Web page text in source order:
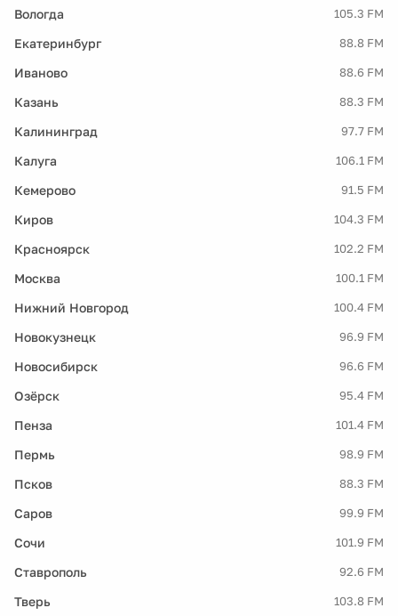
Вологда 105.3 FM
Екатеринбург 88.8 FM
Иваново 88.6 FM
Казань 88.3 FM
Калининград 97.7 FM
Калуга 106.1 FM
Кемерово 91.5 FM
Киров 104.3 FM
Красноярск 102.2 FM
Москва 100.1 FM
Нижний Новгород 100.4 FM
Новокузнецк 96.9 FM
Новосибирск 96.6 FM
Озёрск 95.4 FM
Пенза 101.4 FM
Пермь 98.9 FM
Псков 88.3 FM
Саров 99.9 FM
Сочи 101.9 FM
Ставрополь 92.6 FM
Тверь 103.8 FM